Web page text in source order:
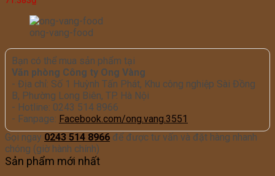
ong-vang-food
Bạn có thể mua sản phẩm tại
Văn phòng Công ty Ong Vàng
- Địa chỉ: Số 1 Huỳnh Tấn Phát, Khu công nghiệp Sài Đồng
B, Phường Long Biên, TP. Hà Nội
- Hotline: 0243 514 8966
- Fanpage: Facebook.com/ong.vang.3551
Gọi ngay 0243 514 8966 để được tư vấn và đặt hàng nhanh
chóng (giờ hành chính)
Sản phẩm mới nhất